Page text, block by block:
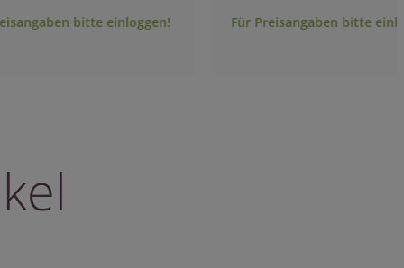
Für Preisangaben bitte einloggen! Für